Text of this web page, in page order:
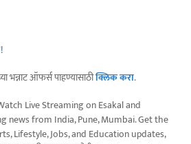
!
भन्नाट ऑफर्स पाहण्यासाठीक्लिक करा.
Live Streaming on Esakal and
news from India, Pune, Mumbai. Get the
Lifestyle, Jobs, and Education updates,